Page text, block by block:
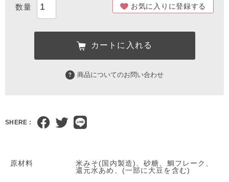
お気に入りに登録する
カートに入れる
商品についてのお問い合わせ
SHERE :
原材料
米みそ(国内製造)、砂糖、鯛フレーク、
還元水あめ、(一部に大豆を含む)